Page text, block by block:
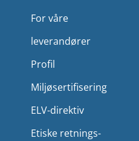
For våre
leverandører
Profil
Miljø­sertifisering
ELV-direktiv
Etiske retnings­